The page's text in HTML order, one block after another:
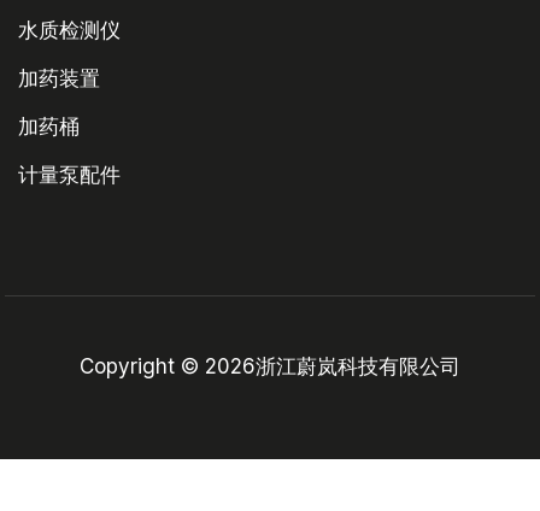
水质检测仪
加药装置
加药桶
计量泵配件
Copyright © 2026浙江蔚岚科技有限公司